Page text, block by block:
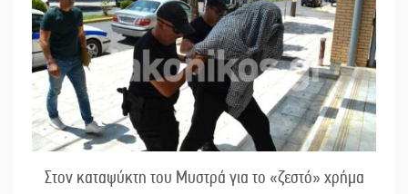
Στον καταψύκτη του Μυστρά για το «ζεστό» χρήμα